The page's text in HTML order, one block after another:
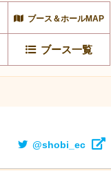
ブース＆ホールMAP
ブース一覧
@shobi_ec